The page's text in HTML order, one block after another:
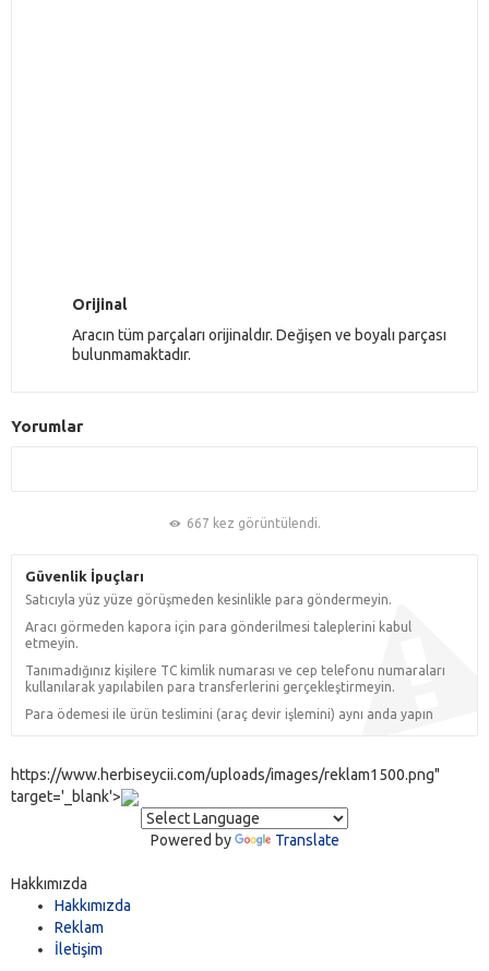
Orijinal
Aracın tüm parçaları orijinaldır. Değişen ve boyalı parçası
bulunmamaktadır.
Yorumlar
667 kez görüntülendi.
Güvenlik İpuçları
Satıcıyla yüz yüze görüşmeden kesinlikle para göndermeyin.
Aracı görmeden kapora için para gönderilmesi taleplerini kabul
etmeyin.
Tanımadığınız kişilere TC kimlik numarası ve cep telefonu numaraları
kullanılarak yapılabilen para transferlerini gerçekleştirmeyin.
Para ödemesi ile ürün teslimini (araç devir işlemini) aynı anda yapın
https://www.herbiseycii.com/uploads/images/reklam1500.png"
target='_blank'>
Powered by Translate
Hakkımızda
Hakkımızda
Reklam
İletişim